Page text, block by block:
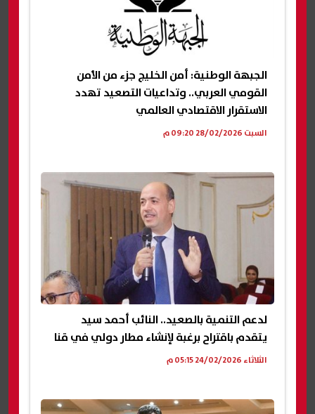
الجبهة الوطنية: أمن الخليج جزء من الأمن
القومي العربي.. وتداعيات التصعيد تهدد
الاستقرار الاقتصادي العالمي
السبت 28/02/2026 09:20 م
لدعم التنمية بالصعيد.. النائب أحمد سيد
يتقدم باقتراح برغبة لإنشاء مطار دولي في قنا
الثلاثاء 24/02/2026 05:15 م